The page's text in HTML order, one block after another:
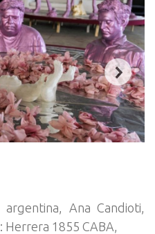
Ana Candioti,
1855 CABA,